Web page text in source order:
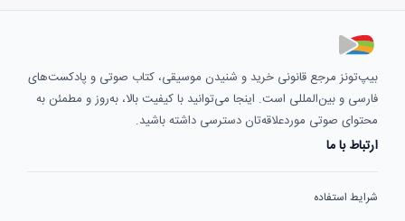
بیپ‌تونز مرجع قانونی خرید و شنیدن موسیقی، کتاب صوتی و پادکست‌های
فارسی و بین‌المللی است. اینجا می‌توانید با کیفیت بالا، به‌روز و مطمئن به
محتوای صوتی موردعلاقه‌تان دسترسی داشته باشید.
ارتباط با ما
شرایط استفاده